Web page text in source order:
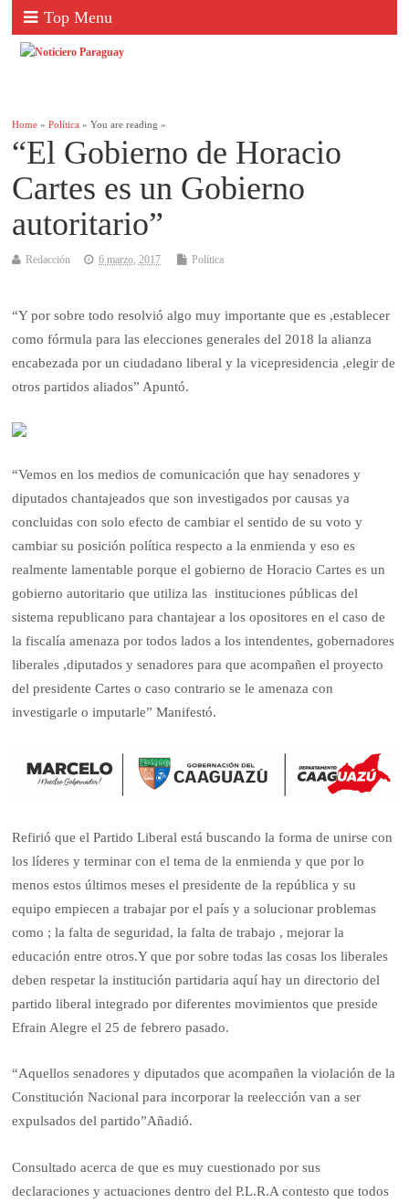
Top Menu
Home »Política » You are reading »
“El Gobierno de Horacio
Cartes es un Gobierno
autoritario”
Redacción 6 marzo, 2017 Política
“Y por sobre todo resolvió algo muy importante que es ,establecer
como fórmula para las elecciones generales del 2018 la alianza
encabezada por un ciudadano liberal y la vicepresidencia ,elegir de
otros partidos aliados” Apuntó.
“Vemos en los medios de comunicación que hay senadores y
diputados chantajeados que son investigados por causas ya
concluidas con solo efecto de cambiar el sentido de su voto y
cambiar su posición política respecto a la enmienda y eso es
realmente lamentable porque el gobierno de Horacio Cartes es un
gobierno autoritario que utiliza las instituciones públicas del
sistema republicano para chantajear a los opositores en el caso de
la fiscalía amenaza por todos lados a los intendentes, gobernadores
liberales ,diputados y senadores para que acompañen el proyecto
del presidente Cartes o caso contrario se le amenaza con
investigarle o imputarle” Manifestó.
Refirió que el Partido Liberal está buscando la forma de unirse con
los líderes y terminar con el tema de la enmienda y que por lo
menos estos últimos meses el presidente de la república y su
equipo empiecen a trabajar por el país y a solucionar problemas
como ; la falta de seguridad, la falta de trabajo , mejorar la
educación entre otros.Y que por sobre todas las cosas los liberales
deben respetar la institución partidaria aquí hay un directorio del
partido liberal integrado por diferentes movimientos que preside
Efrain Alegre el 25 de febrero pasado.
“Aquellos senadores y diputados que acompañen la violación de la
Constitución Nacional para incorporar la reelección van a ser
expulsados del partido”Añadió.
Consultado acerca de que es muy cuestionado por sus
declaraciones y actuaciones dentro del P.L.R.A contesto que todos